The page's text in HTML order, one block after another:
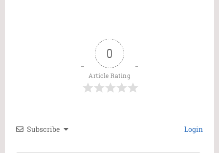
0
Article Rating
Subscribe Login